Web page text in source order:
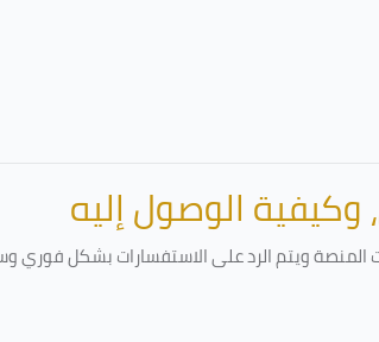
وكيفية الوصول إليه
ويتم الرد على الاستفسارات بشكل فوري